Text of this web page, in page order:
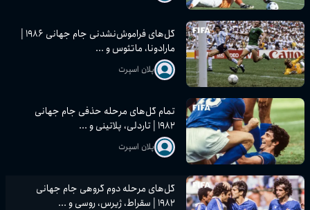
گل‌های فراموش‌نشدنی جام جهانی ۱۹۸۶ |
مارادونا، ماتئوس و ...
پلان اسپرت
تمام گل‌های مرحله حذفی جام جهانی
۱۹۸۲ | تاردلی، پلاتینی و ...
پلان اسپرت
گل‌های مرحله دوم گروهی جام جهانی
۱۹۸۲ | سقراط، ژیرس، روسی و ...